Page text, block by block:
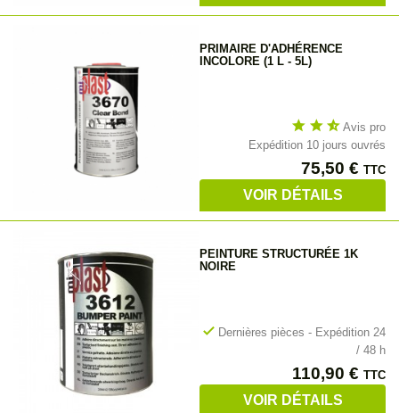
PRIMAIRE D'ADHÉRENCE
INCOLORE (1 L - 5L)
star star star_half Avis pro
Expédition 10 jours ouvrés
Prix
75,50 € TTC
VOIR DÉTAILS
PEINTURE STRUCTURÉE 1K
NOIRE
check Dernières pièces - Expédition 24
/ 48 h
Prix
110,90 € TTC
VOIR DÉTAILS